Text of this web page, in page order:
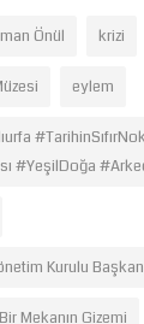
Önül krizi
eylem
#YeşilDoğa
Kurulu
Mekanın Gizemi